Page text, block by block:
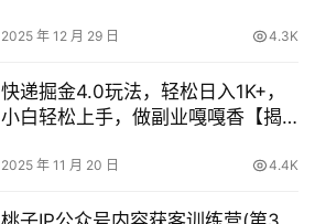
2025 年 12 月 29 日 4.3K
快递掘金4.0玩法，轻松日入1K+，
小白轻松上手，做副业嘎嘎香【揭
2025 年 11 月 20 日 4.4K